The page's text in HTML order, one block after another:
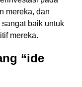
mereka, dan
baik untuk
mereka.
“ide